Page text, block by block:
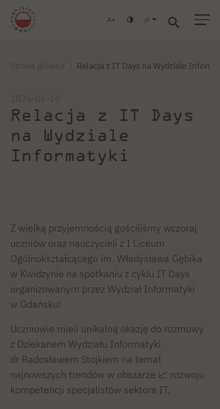
A pl
Relacja z IT Days na Wydziale
Relacja z IT Days
na Wydziale
Informatyki
Z wielką przyjemnością gościliśmy wczoraj
uczniów oraz nauczycieli z I Liceum
Ogólnokształcącego im. Władysława Gębika
w Kwidzynie na spotkaniu z cyklu IT Days
organizowanym przez Wydział Informatyki
w Gdańsku!
Uczniowie mieli unikalną okazję do rozmowy
z Dziekanem Wydziału Informatyki
dr Radosławem Stojkiem na temat
najnowszych trendów w obszarze 📈 rozwoju
kompetencji specjalistów sektora IT.